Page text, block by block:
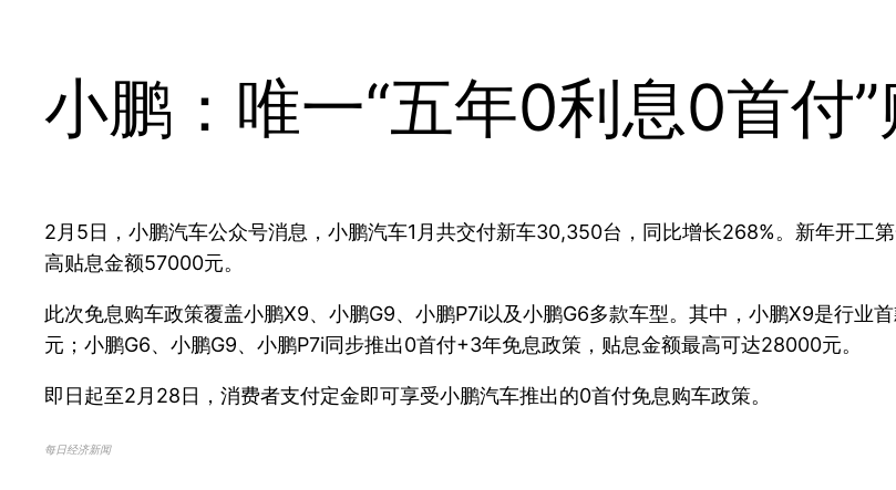
小鹏：唯一“五年0利息0首付
2月5日，小鹏汽车公众号消息，小鹏汽车1月共交付新车30,350台，同比增长268%。新年开工
高贴息金额57000元。
此次免息购车政策覆盖小鹏X9、小鹏G9、小鹏P7i以及小鹏G6多款车型。其中，小鹏X9是行
元；小鹏G6、小鹏G9、小鹏P7i同步推出0首付+3年免息政策，贴息金额最高可达28000元。
即日起至2月28日，消费者支付定金即可享受小鹏汽车推出的0首付免息购车政策。
每日经济新闻